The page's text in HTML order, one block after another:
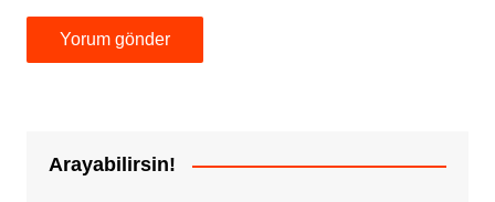
Arayabilirsin!